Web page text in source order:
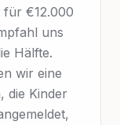
€12.000
uns
Hälfte.
wir eine
die Kinder